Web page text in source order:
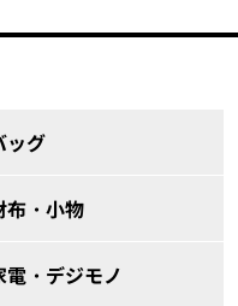
ッグ
布・小物
電・デジモノ